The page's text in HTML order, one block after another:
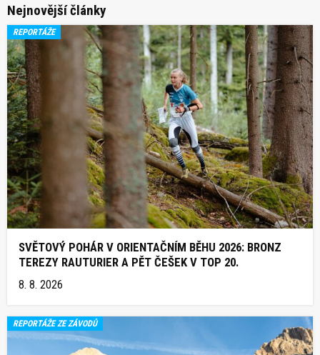
Nejnovější články
REPORTÁŽE
SVĚTOVÝ POHÁR V ORIENTAČNÍM BĚHU 2026: BRONZ
TEREZY RAUTURIER A PĚT ČEŠEK V TOP 20.
8. 8. 2026
REPORTÁŽE ZE ZÁVODŮ